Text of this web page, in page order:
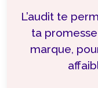
L’audit te
ta
marque,